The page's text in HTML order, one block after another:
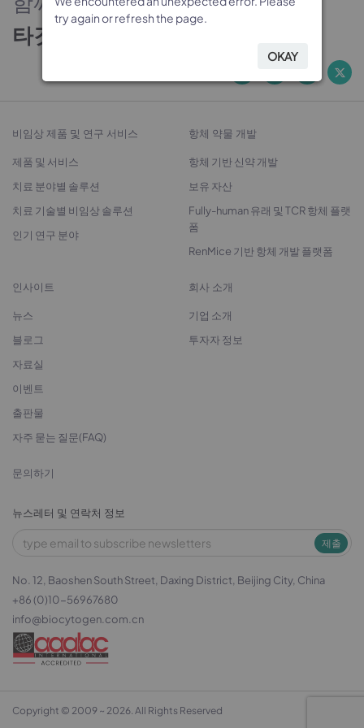
타깃 발굴에서 치료제 개발까지
비임상 제품 및 연구 서비스
제품 및 서비스
치료 분야별 솔루션
치료 기술별 비임상 솔루션
인기 연구 분야
항체 약물 개발
항체 기반 신약 개발
보유 자산
Fully-human 유래 및 TCR 항체 플랫
폼
RenMice 기반 항체 개발 플랫폼
인사이트
뉴스
블로그
자료실
이벤트
출판물
자주 묻는 질문(FAQ)
회사 소개
기업 소개
투자자 정보
문의하기
뉴스레터 및 연락처 정보
제출
No. 12, Baoshen South Street, Daxing District, Beijing City, China
+86 (0)10-56967680
info@biocytogen.com.cn
Copyright © 2009 ~ 2026. All Rights Reserved
try again or refresh the page.
OKAY
try again or refresh the page.
OKAY
try again or refresh the page.
OKAY
try again or refresh the page.
OKAY